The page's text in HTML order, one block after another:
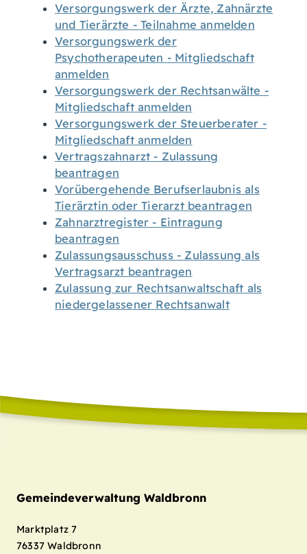
Versorgungswerk der Ärzte, Zahnärzte
und Tierärzte - Teilnahme anmelden
Versorgungswerk der
Psychotherapeuten - Mitgliedschaft
anmelden
Versorgungswerk der Rechtsanwälte -
Mitgliedschaft anmelden
Versorgungswerk der Steuerberater -
Mitgliedschaft anmelden
Vertragszahnarzt - Zulassung
beantragen
Vorübergehende Berufserlaubnis als
Tierärztin oder Tierarzt beantragen
Zahnarztregister - Eintragung
beantragen
Zulassungsausschuss - Zulassung als
Vertragsarzt beantragen
Zulassung zur Rechtsanwaltschaft als
niedergelassener Rechtsanwalt
Gemeindeverwaltung Waldbronn
Marktplatz 7
76337 Waldbronn